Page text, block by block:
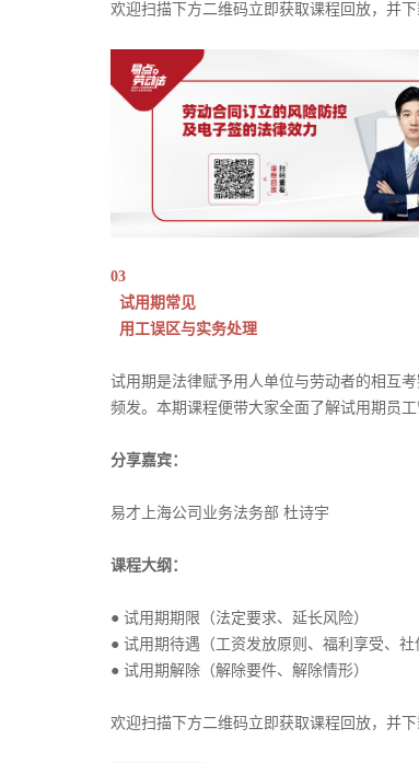
欢迎扫描下方二维码立即获取课程回放，并下
03
试用期常见
用工误区与实务处理
试用期是法律赋予用人单位与劳动者的相互
频发。本期课程便带大家全面了解试用期员
分享嘉宾：
易才上海公司业务法务部 杜诗宇
课程大纲：
● 试用期期限（法定要求、延长风险）
● 试用期待遇（工资发放原则、福利享受、社
● 试用期解除（解除要件、解除情形）
欢迎扫描下方二维码立即获取课程回放，并下